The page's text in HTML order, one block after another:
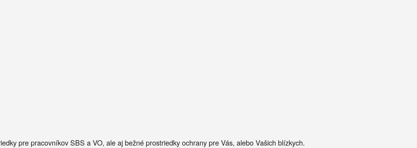
pre pracovníkov SBS a VO, ale aj bežné prostriedky ochrany pre Vás, alebo Vašich blízkych.